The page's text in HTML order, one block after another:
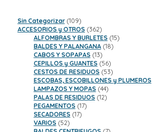
Sin Categorizar 109109
productos
ACCESORIOS y OTROS 362362
productos
ALFOMBRAS Y BURLETES 1515
BALDES Y PALANGANA 1818
CABOS Y SOPAPAS 1313
productos
CEPILLOS y GUANTES 5656
productos
CESTOS DE RESIDUOS 5353
productos
ESCOBAS, ESCOBILLONES y PLUMEROS
LAMPAZOS Y MOPAS 4444
productos
PALAS DE RESIDUOS 1212
PEGAMENTOS 1717
SECADORES 1717
VARIOS 5252